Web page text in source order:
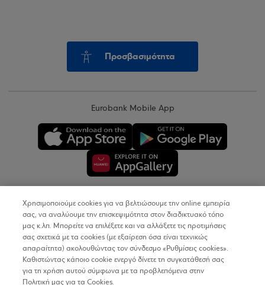
Προσβασιμότητα
Eurobank Mobile App
Copyright © 2026
Όροι Χρήσης
Προσωπικά Δεδομένα στον Διαδικτυακό Τόπο
Χρησιμοποιούμε cookies για να βελτιώσουμε την online εμπειρία
σας, να αναλύουμε την επισκεψιμότητα στον διαδικτυακό τόπο
μας κ.λπ. Μπορείτε να επιλέξετε και να αλλάξετε τις προτιμήσεις
σας σχετικά με τα cookies (με εξαίρεση όσα είναι τεχνικώς
απαραίτητα) ακολουθώντας τον σύνδεσμο «Ρυθμίσεις cookies».
Καθιστώντας κάποιο cookie ενεργό δίνετε τη συγκατάθεσή σας
για τη χρήση αυτού σύμφωνα με τα προβλεπόμενα στην
Πολιτική μας για τα Cookies.